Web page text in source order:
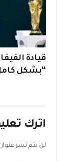
قيادة
“بشكل
اترك
لن يتم نشر